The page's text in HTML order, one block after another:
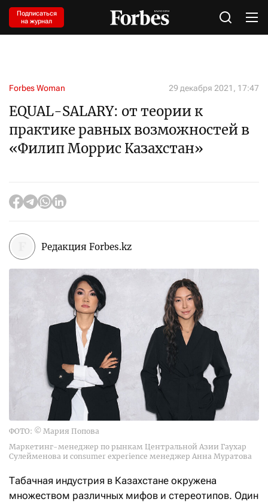
Подписаться
на журнал
Forbes Woman 29 декабря 2021, 17:47
EQUAL-SALARY: от теории к
практике равных возможностей в
«Филип Моррис Казахстан»
Редакция Forbes.kz
ФОТО: © Мария Попова
Маркетинг-менеджер по рынкам Центральной Азии Гаухар
Сулейменова и consumer experience менеджер Анна Муратова
Табачная индустрия в Казахстане окружена
множеством различных мифов и стерео­типов. Один